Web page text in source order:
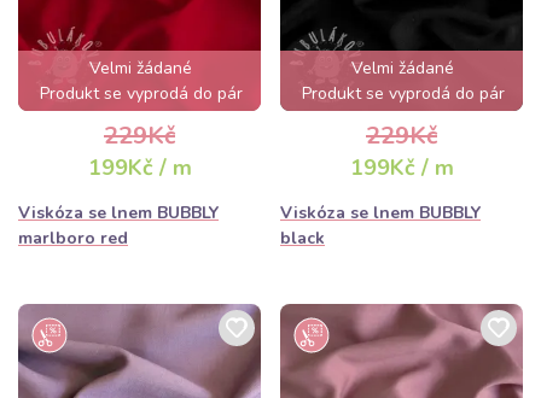
Velmi žádané
Produkt se vyprodá do pár
hodin
229Kč
199Kč / m
Viskóza se lnem BUBBLY
marlboro red
Velmi žádané
Produkt se vyprodá do pár
hodin
229Kč
199Kč / m
Viskóza se lnem BUBBLY
black